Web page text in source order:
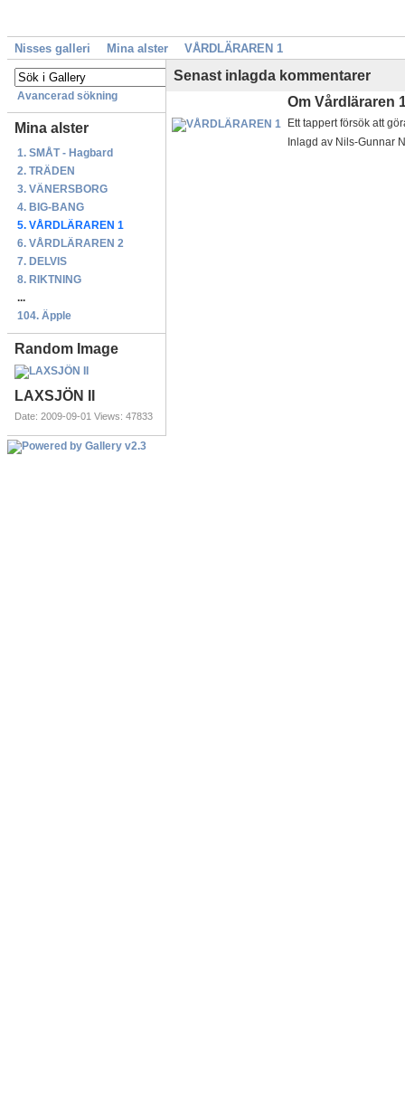
Nisses galleri Mina alster VÅRDLÄRAREN 1
Avancerad sökning
Mina alster
1. SMÅT - Hagbard
2. TRÄDEN
3. VÄNERSBORG
4. BIG-BANG
5. VÅRDLÄRAREN 1
6. VÅRDLÄRAREN 2
7. DELVIS
8. RIKTNING
...
104. Äpple
Random Image
LAXSJÖN II
Date: 2009-09-01Views: 47833
Senast inlagda kommentarer
Om Vårdläraren
Ett tappert försök att
Inlagd av Nils-Gunnar